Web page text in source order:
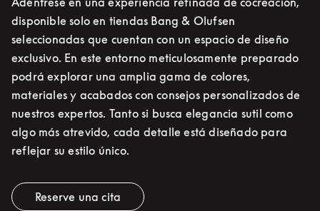
disponible solo en tiendas Bang & Olufsen
seleccionadas que cuentan con un espacio de diseño
exclusivo. En este entorno meticulosamente preparado
podrá explorar una amplia gama de colores,
materiales y acabados con consejos personalizados de
nuestros expertos. Tanto si busca elegancia sutil como
algo más atrevido, cada detalle está diseñado para
reflejar su estilo único.
Reserve una citaLink Opens in New Tab